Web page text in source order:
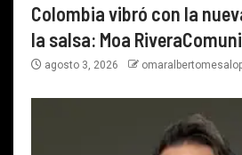
Colombia vibró con la
la salsa: Moa
agosto 3, 2026